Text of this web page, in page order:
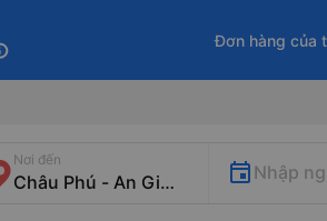
Đơn hàng của
Nơi đến
Nhập